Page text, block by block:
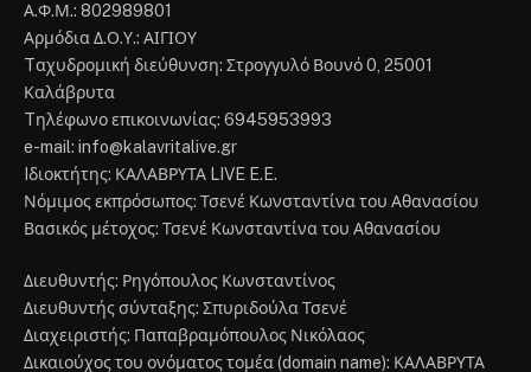
Α.Φ.Μ.: 802989801
Αρμόδια Δ.Ο.Υ.: ΑΙΓΙΟΥ
Tαχυδρομική διεύθυνση: Στρογγυλό Βουνό 0, 25001
Καλάβρυτα
Tηλέφωνο επικοινωνίας: 6945953993
e-mail: info@kalavritalive.gr
Iδιοκτήτης: ΚΑΛΑΒΡΥΤΑ LIVE E.E.
Νόμιμος εκπρόσωπος: Τσενέ Κωνσταντίνα του Αθανασίου
Βασικός μέτοχος: Τσενέ Κωνσταντίνα του Αθανασίου
Διευθυντής: Ρηγόπουλος Κωνσταντίνος
Διευθυντής σύνταξης: Σπυριδούλα Τσενέ
Διαχειριστής: Παπαβραμόπουλος Νικόλαος
Δικαιούχος του ονόματος τομέα (domain name): ΚΑΛΑΒΡΥΤΑ